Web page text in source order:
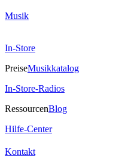
Musik
In-Store
PreiseMusikkatalog
In-Store-Radios
RessourcenBlog
Hilfe-Center
Kontakt